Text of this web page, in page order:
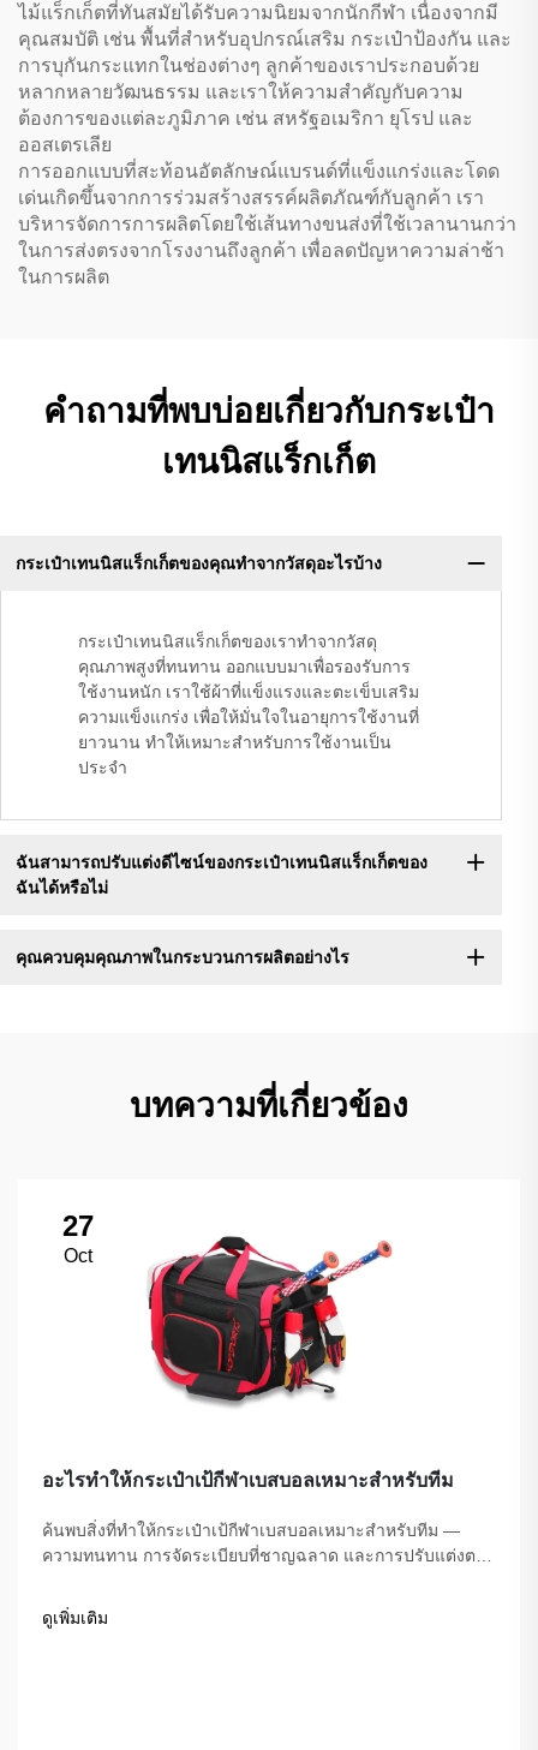
ไม้แร็กเก็ตที่ทันสมัยได้รับความนิยมจากนักกีฬา เนื่องจากมี
คุณสมบัติ เช่น พื้นที่สำหรับอุปกรณ์เสริม กระเป๋าป้องกัน และ
การบุกันกระแทกในช่องต่างๆ ลูกค้าของเราประกอบด้วย
หลากหลายวัฒนธรรม และเราให้ความสำคัญกับความ
ต้องการของแต่ละภูมิภาค เช่น สหรัฐอเมริกา ยุโรป และ
ออสเตรเลีย
การออกแบบที่สะท้อนอัตลักษณ์แบรนด์ที่แข็งแกร่งและโดด
เด่นเกิดขึ้นจากการร่วมสร้างสรรค์ผลิตภัณฑ์กับลูกค้า เรา
บริหารจัดการการผลิตโดยใช้เส้นทางขนส่งที่ใช้เวลานานกว่า
ในการส่งตรงจากโรงงานถึงลูกค้า เพื่อลดปัญหาความล่าช้า
ในการผลิต
คำถามที่พบบ่อยเกี่ยวกับกระเป๋า
เทนนิสแร็กเก็ต
กระเป๋าเทนนิสแร็กเก็ตของคุณทำจากวัสดุอะไรบ้าง
กระเป๋าเทนนิสแร็กเก็ตของเราทำจากวัสดุ
คุณภาพสูงที่ทนทาน ออกแบบมาเพื่อรองรับการ
ใช้งานหนัก เราใช้ผ้าที่แข็งแรงและตะเข็บเสริม
ความแข็งแกร่ง เพื่อให้มั่นใจในอายุการใช้งานที่
ยาวนาน ทำให้เหมาะสำหรับการใช้งานเป็น
ประจำ
ฉันสามารถปรับแต่งดีไซน์ของกระเป๋าเทนนิสแร็กเก็ตของ
ฉันได้หรือไม่
คุณควบคุมคุณภาพในกระบวนการผลิตอย่างไร
บทความที่เกี่ยวข้อง
27
Oct
อะไรทำให้กระเป๋าเป้กีฬาเบสบอลเหมาะสำหรับทีม
ค้นพบสิ่งที่ทำให้กระเป๋าเป้กีฬาเบสบอลเหมาะสำหรับทีม —
ความทนทาน การจัดระเบียบที่ชาญฉลาด และการปรับแต่งตาม
ค้นหากระเป๋าสำหรับทีมที่สมบูรณ์แบบได้วันนี้!
ดูเพิ่มเติม